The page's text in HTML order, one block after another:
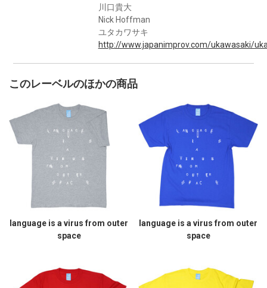
川口貴大
Nick Hoffman
ユタカワサキ
http://www.japanimprov.com/ukawasaki/
このレーベルのほかの商品
language is a virus from outer
space
language is a virus from outer
space